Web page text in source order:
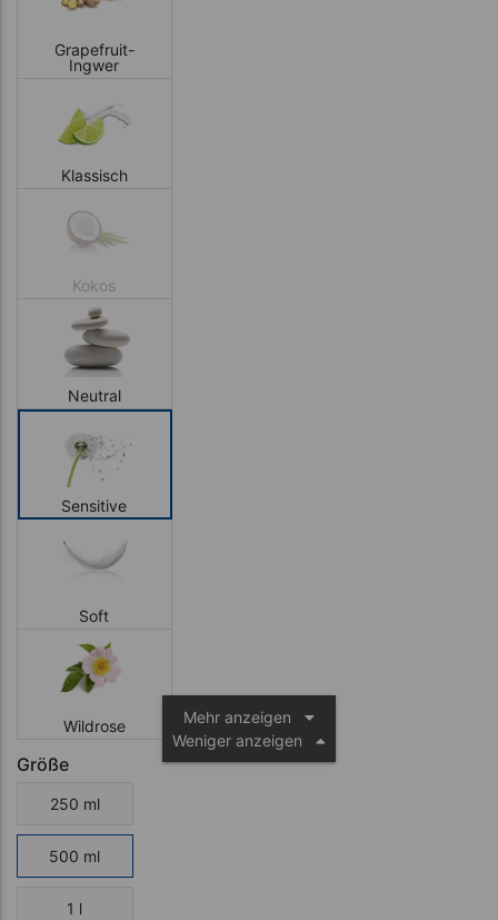
Grapefruit-
Ingwer
Klassisch
Kokos
Neutral
Sensitive
Soft
Wildrose
Mehr anzeigen
Weniger anzeigen
Größe
250 ml
500 ml
1 l